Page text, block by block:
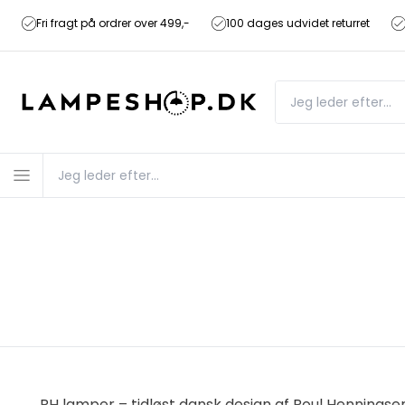
Fri fragt på ordrer over 499,- 100 dages udvidet returret